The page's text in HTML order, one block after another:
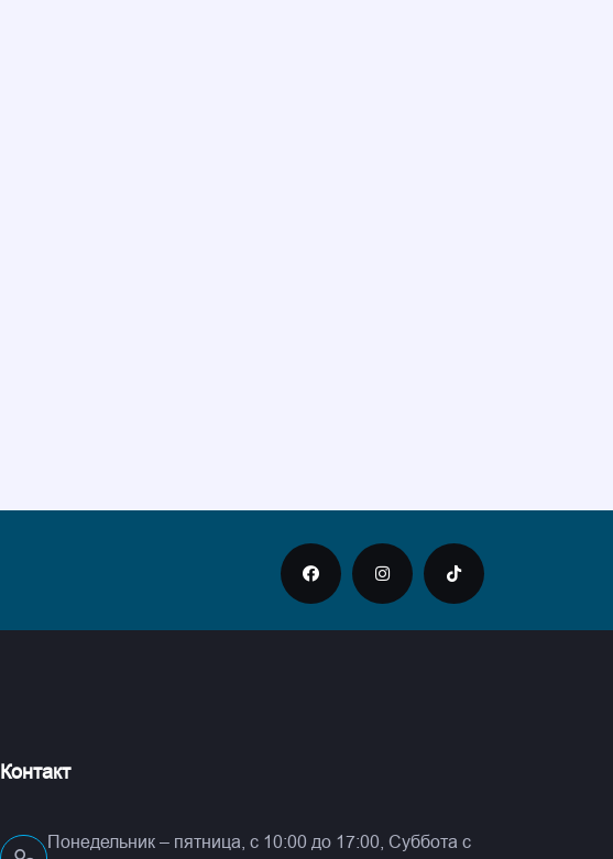
Контакт
Понедельник – пятница, с 10:00 до 17:00, Суббота с